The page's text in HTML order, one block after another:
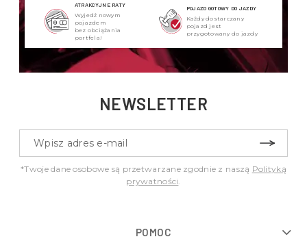
ATRAKCYJNE RATY
Wyjedź nowym
pojazdem
bez obciążania
portfela!
POJAZD GOTOWY DO JAZDY
Każdy dostarczany
pojazd jest
przygotowany do jazdy
NEWSLETTER
*Twoje dane osobowe są przetwarzane zgodnie z naszą Polityką
prywatności
POMOC